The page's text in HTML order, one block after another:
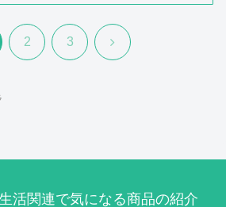
2 3 次
活関連で気になる商品の紹介